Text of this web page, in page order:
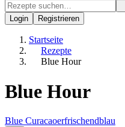
Login Registrieren
Startseite
Rezepte
Blue Hour
Blue Hour
Blue Curacaoerfrischendblau